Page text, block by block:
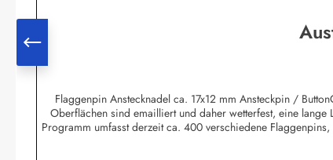
Flaggenpin Anstecknadel ca. 17x12 mm Ansteckpin /
Oberflächen sind emailliert und daher wetterfest, eine
Programm umfasst derzeit ca. 400 verschiedene